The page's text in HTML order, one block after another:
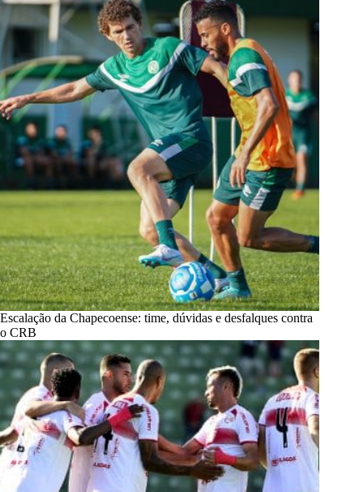
Escalação da Chapecoense: time, dúvidas e desfalques contra
o CRB